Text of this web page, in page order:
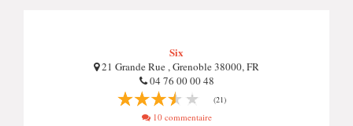
Six
21 Grande Rue , Grenoble 38000, FR
04 76 00 00 48
(21)
10 commentaire